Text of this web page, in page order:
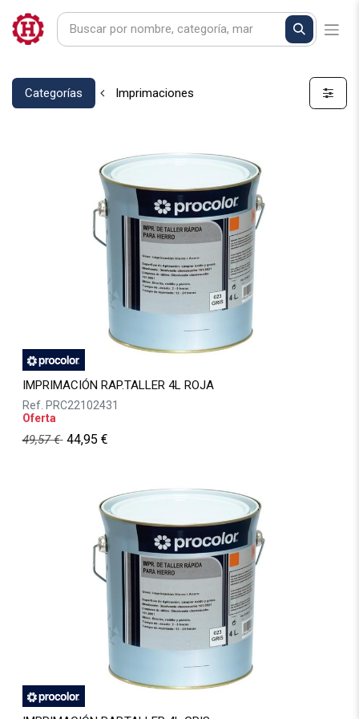
Categorías Imprimaciones
IMPRIMACIÓN RAP.TALLER 4L ROJA
Ref. PRC22102431
Oferta
49,57€ 44,95 €